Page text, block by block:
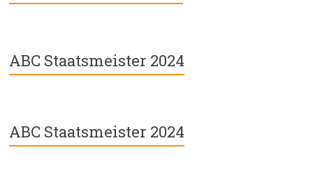
ABC Staatsmeister 2024
ABC Staatsmeister 2024